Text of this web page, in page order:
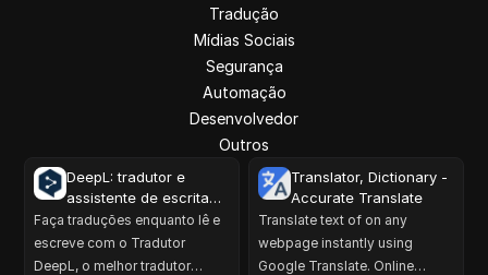
Tradução
Mídias Sociais
Segurança
Automação
Desenvolvedor
Outros
DeepL: tradutor e
assistente de escrita
com IA
Faça traduções enquanto lê e
escreve com o Tradutor
DeepL, o melhor tradutor
Translator, Dictionary -
Accurate Translate
Translate text of on any
webpage instantly using
Google Translate. Online